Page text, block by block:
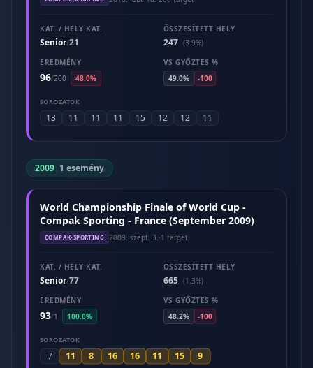
KAT. / HELY KAT.
Senior/21
ÖSSZESÍTETT HELY
247 (3.9%)
EREDMÉNY
96/200 48.0%
VS GYŐZTES %
49.0%
-100
SOROZATOK
13 11 11 11 15 12 12 11
2009| 1 esemény
World Championship Finale of World Cup -
Compak Sporting - France (September 2009)
COMPAK-SPORTING 2009. szept. 3. ·1 target
KAT. / HELY KAT.
Senior/77
ÖSSZESÍTETT HELY
665 (1.3%)
EREDMÉNY
93/1 100.0%
VS GYŐZTES %
48.2%
-100
SOROZATOK
7 11 8 16 16 11 15 9